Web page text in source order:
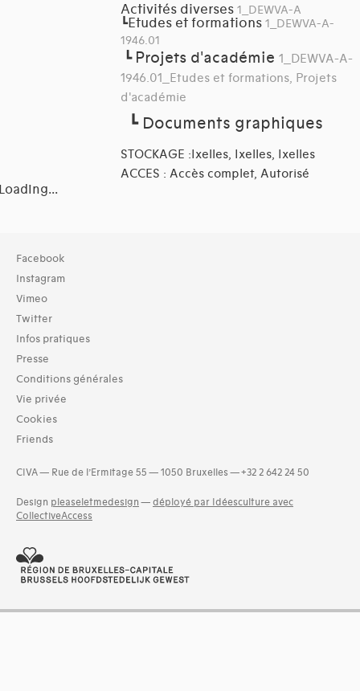
Activités diverses 1_DEWVA-A
┗Etudes et formations 1_DEWVA-A-
1946.01
┗ Projets d'académie 1_DEWVA-A-
1946.01_Etudes et formations, Projets
d'académie
┗Documents graphiques
STOCKAGE :Ixelles, Ixelles, Ixelles
ACCES : Accès complet, Autorisé
Collection
TOUT (6)
Archives (6)
Typologies documents
Séries (activités) (1)
01-architecture domestique (9)
03-architecture artisanale et industrielle (8)
04-architecture commerciale et de services (9)
05-architecture de l'administration et vie publique (7)
07-architecture judiciaire, pénitentiaire, police (1)
08-architecture militaire (1)
and 11 more
Facebook
Instagram
Vimeo
Twitter
Infos pratiques
Presse
Conditions générales
Vie privée
Cookies
Friends
CIVA — Rue de l’Ermitage 55 — 1050 Bruxelles — +32 2 642 24 50
Design pleaseletmedesign — déployé par Idéesculture avec
CollectiveAccess